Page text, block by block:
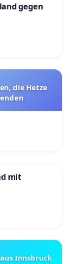
gegen
die Hetze
mit
Innsbruck